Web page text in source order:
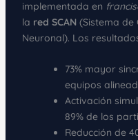
implementada en
la red SCAN(Sistema de
Neuronal). Los
73% mayor
equipos
Activación
89% de los
Reducción de